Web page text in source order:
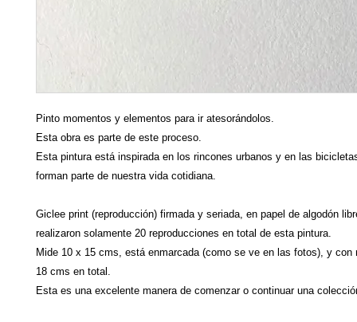
Pinto momentos y elementos para ir atesorándolos.
Esta obra es parte de este proceso.
Esta pintura está inspirada en los rincones urbanos y en las
forman parte de nuestra vida cotidiana.
Giclee print (reproducción) firmada y seriada, en papel de algodón
realizaron solamente 20 reproducciones en total de esta pintura.
Mide 10 x 15 cms, está enmarcada (como se ve en las fotos), y con
18 cms en total.
Esta es una excelente manera de comenzar o continuar una